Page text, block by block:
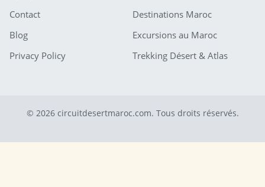
Contact
Blog
Privacy Policy
Destinations Maroc
Excursions au Maroc
Trekking Désert & Atlas
© 2026 circuitdesertmaroc.com. Tous droits réservés.